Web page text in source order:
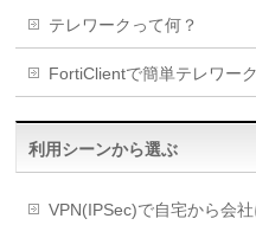
テレワークって何？
FortiClientで簡単テレワーク
利用シーンから選ぶ
VPN(IPSec)で自宅から会